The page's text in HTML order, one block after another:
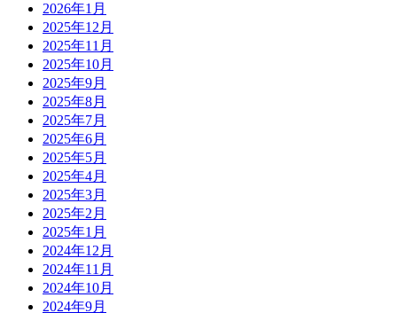
2026年1月
2025年12月
2025年11月
2025年10月
2025年9月
2025年8月
2025年7月
2025年6月
2025年5月
2025年4月
2025年3月
2025年2月
2025年1月
2024年12月
2024年11月
2024年10月
2024年9月